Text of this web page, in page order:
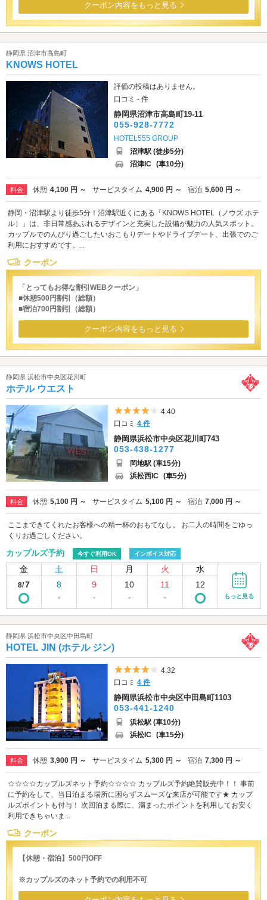
クーポン内容をもっと見る
静岡県 沼津市高島町
KNOWS HOTEL
評価の投稿はありません。
口コミ - 件
静岡県沼津市高島町19-11
055-928-7772
HOTEL555 GROUP
沼津駅 (徒歩5分)
沼津IC (車10分)
料金 休憩 4,100 円 ～ サービスタイム 4,900 円 ～ 宿泊 5,600 円 ～
静岡・沼津駅より徒歩5分！沼津駅近くにある「KNOWS HOTEL（ノウズ ホテ
ル）」は、非日常感あふれるデザインと充実した設備が魅力の人気スポット。
カップルでのんびり過ごしたいおこもりデートやドライブデート、出張でのご
利用におすすめです。...
クーポン
「とってもお得な割引WEBクーポン」
■休憩500円割引（総額）
■宿泊700円割引（総額）
クーポン内容をもっと見る
静岡県 浜松市中央区花川町
ホテル ウエスト
5つ星のうち4
4.40
口コミ4 件
静岡県浜松市中央区花川町743
053-438-1277
岡地駅 (車15分)
浜松西IC (車5分)
料金 休憩 5,100 円 ～ サービスタイム 5,100 円 ～ 宿泊 7,000 円 ～
ここまできてくれたお客様への精一杯のおもてなし。 お二人の時間をごゆっ
くりお過ごしください。
カップルズ予約 今すぐ利用OK インボイス対応
金 土 日 月 火 水
8/7
8
-
9
-
10
-
11
-
12
もっと見る
静岡県 浜松市中央区中田島町
HOTEL JIN (ホテル ジン)
5つ星のうち4
4.32
口コミ4 件
静岡県浜松市中央区中田島町1103
053-441-1240
浜松駅 (車10分)
浜松IC (車15分)
料金 休憩 3,900 円 ～ サービスタイム 5,300 円 ～ 宿泊 7,300 円 ～
☆☆☆☆カップルズネット予約☆☆☆☆ カップルズ予約絶賛販売中！！ 事前
に予約をして、当日泊まる場所に困らずスムーズな来店が可能です★ カップ
ルズポイントも付与！ 次回泊まる際に、溜まったポイントを利用してお安く
利用できちゃいま...
クーポン
【休憩・宿泊】500円OFF
※カップルズのネット予約での利用不可